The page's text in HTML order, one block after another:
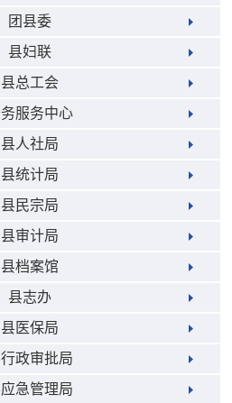
团县委
县妇联
县总工会
服务中心
县人社局
县统计局
县民宗局
县审计局
县档案馆
县志办
县医保局
政审批局
急管理局